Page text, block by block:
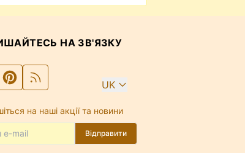
НА ЗВ'ЯЗКУ
UK
на наші акції та новини
Відправити